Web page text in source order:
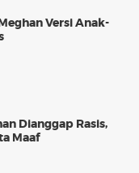
Versi Anak-
Dianggap Rasis,
Maaf